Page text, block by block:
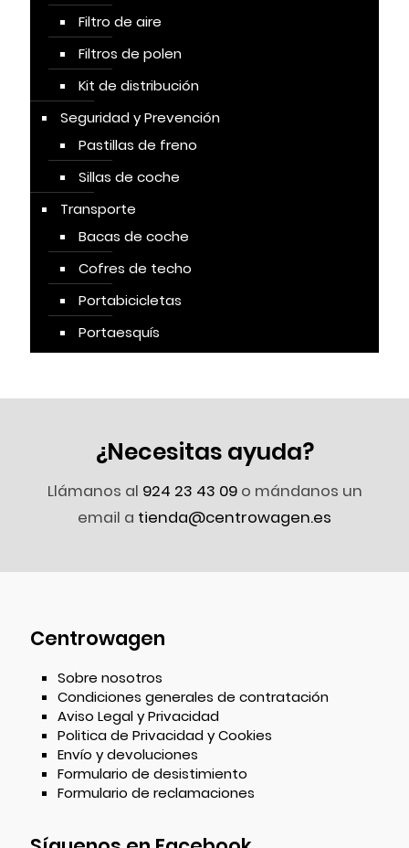
Filtro de aire
Filtros de polen
Kit de distribución
Seguridad y Prevención
Pastillas de freno
Sillas de coche
Transporte
Bacas de coche
Cofres de techo
Portabicicletas
Portaesquís
¿Necesitas ayuda?
Llámanos al 924 23 43 09o mándanos un
email a tienda@centrowagen.es
Centrowagen
Sobre nosotros
Condiciones generales de contratación
Aviso Legal y Privacidad
Politica de Privacidad y Cookies
Envío y devoluciones
Formulario de desistimiento
Formulario de reclamaciones